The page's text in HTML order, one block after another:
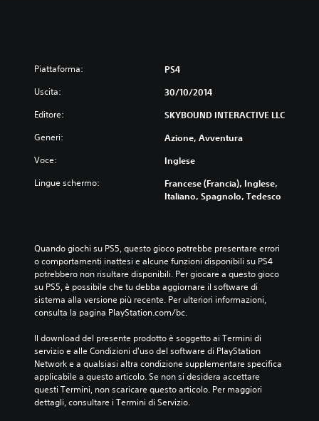
Piattaforma: PS4
Uscita: 30/10/2014
Editore: SKYBOUND INTERACTIVE LLC
Generi: Azione, Avventura
Voce: Inglese
Lingue schermo:
Francese (Francia), Inglese,
Italiano, Spagnolo, Tedesco
Quando giochi su PS5, questo gioco potrebbe presentare errori
o comportamenti inattesi e alcune funzioni disponibili su PS4
potrebbero non risultare disponibili. Per giocare a questo gioco
su PS5, è possibile che tu debba aggiornare il software di
sistema alla versione più recente. Per ulteriori informazioni,
consulta la pagina PlayStation.com/bc.
Il download del presente prodotto è soggetto ai Termini di
servizio e alle Condizioni d'uso del software di PlayStation
Network e a qualsiasi altra condizione supplementare specifica
applicabile a questo articolo. Se non si desidera accettare
questi Termini, non scaricare questo articolo. Per maggiori
dettagli, consultare i Termini di Servizio.